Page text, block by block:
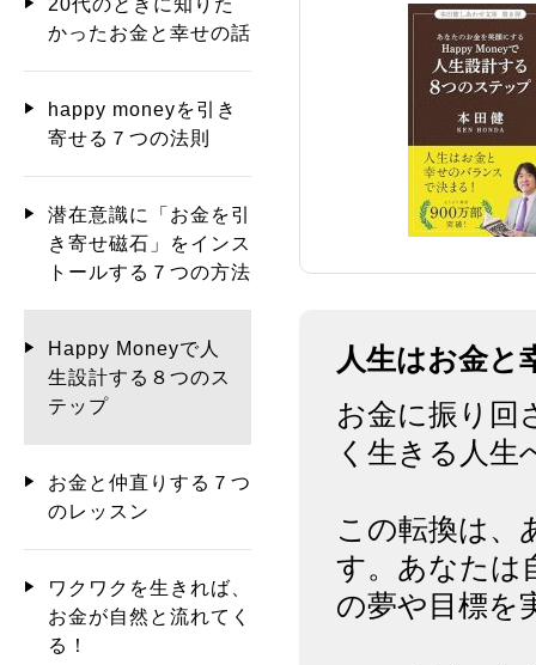
人生はお金と
お金に振り回
く生きる人生
この転換は、
す。あなたは
の夢や目標を
20代のときに知りた
かったお金と幸せの話
happy moneyを引き
寄せる７つの法則
潜在意識に「お金を引
き寄せ磁石」をインス
トールする７つの方法
Happy Moneyで人
生設計する８つのス
テップ
お金と仲直りする７つ
のレッスン
ワクワクを生きれば、
お金が自然と流れてく
る！